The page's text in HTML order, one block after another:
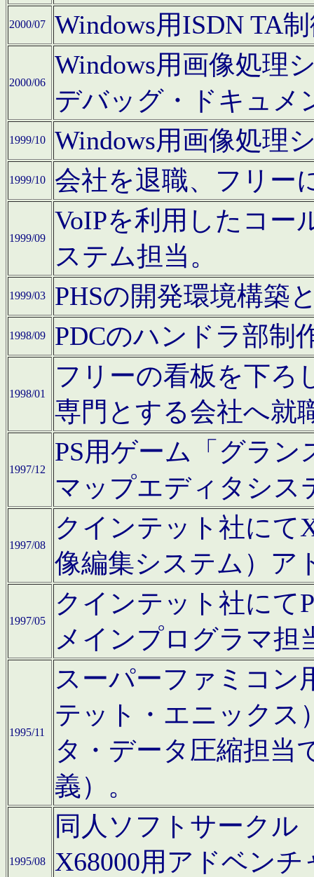
2000/07 Windows用ISDN TA
2000/06
Windows用画像処理
デバッグ・ドキュメ
1999/10 Windows用画像処理
1999/10 会社を退職、フリー
1999/09
VoIPを利用したコー
ステム担当。
1999/03 PHSの開発環境構築
1998/09 PDCのハンドラ部制
1998/01
フリーの看板を下ろ
専門とする会社へ就
1997/12
PS用ゲーム「グラン
マップエディタシス
1997/08
クインテット社にて
像編集システム）ア
1997/05
クインテット社にて
メインプログラマ担
1995/11
スーパーファミコン
テット・エニックス
タ・データ圧縮担当
義）。
1995/08
同人ソフトサークル
X68000用アドベン